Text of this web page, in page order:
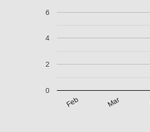
Feb Mar
0
2
4
6